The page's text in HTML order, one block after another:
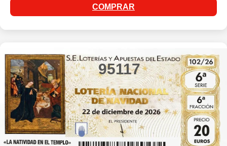
COMPRAR
95117